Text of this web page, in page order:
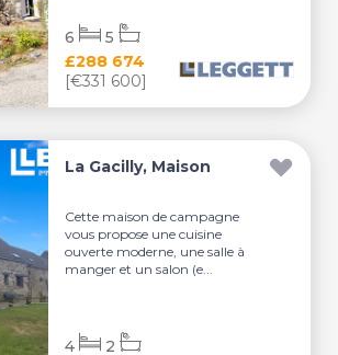
£288 674
[€331 600]
6 5
La Gacilly, Maison
Cette maison de campagne
vous propose une cuisine
ouverte moderne, une salle à
manger et un salon (e...
4 2